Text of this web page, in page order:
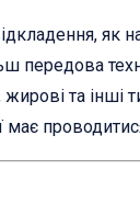
передова
та
має